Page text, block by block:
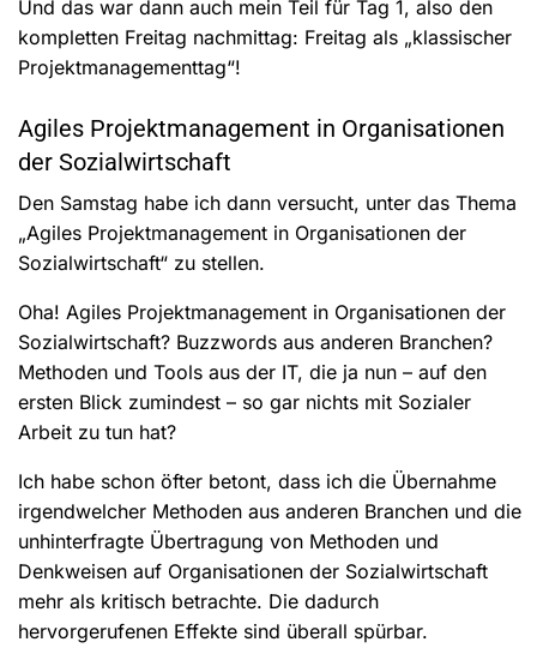
Und das war dann auch mein Teil für Tag 1, also den
kompletten Freitag nachmittag: Freitag als „klassischer
Projektmanagementtag“!
Agiles Projektmanagement in Organisationen
der Sozialwirtschaft
Den Samstag habe ich dann versucht, unter das Thema
„Agiles Projektmanagement in Organisationen der
Sozialwirtschaft“ zu stellen.
Oha! Agiles Projektmanagement in Organisationen der
Sozialwirtschaft? Buzzwords aus anderen Branchen?
Methoden und Tools aus der IT, die ja nun – auf den
ersten Blick zumindest – so gar nichts mit Sozialer
Arbeit zu tun hat?
Ich habe schon öfter betont, dass ich die Übernahme
irgendwelcher Methoden aus anderen Branchen und die
unhinterfragte Übertragung von Methoden und
Denkweisen auf Organisationen der Sozialwirtschaft
mehr als kritisch betrachte. Die dadurch
hervorgerufenen Effekte sind überall spürbar.